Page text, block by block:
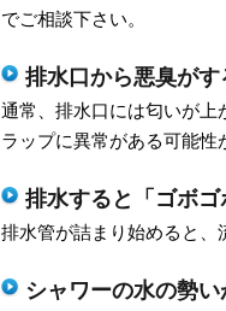
でご相談下さい。
排水口から悪臭がす
通常、排水口には匂いが上
ラップに異常がある可能性
排水すると「ゴボ
排水管が詰まり始めると、
シャワーの水の勢